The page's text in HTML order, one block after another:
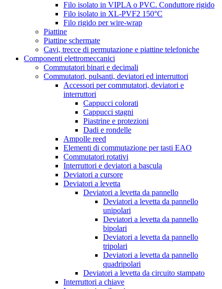
Filo isolato in VIPLA o PVC. Conduttore rigido
Filo isolato in XL-PVF2 150°C
Filo rigido per wire-wrap
Piattine
Piattine schermate
Cavi, trecce di permutazione e piattine telefoniche
Componenti elettromeccanici
Commutatori binari e decimali
Commutatori, pulsanti, deviatori ed interruttori
Accessori per commutatori, deviatori e
interruttori
Cappucci colorati
Cappucci stagni
Piastrine e protezioni
Dadi e rondelle
Ampolle reed
Elementi di commutazione per tasti EAO
Commutatori rotativi
Interruttori e deviatori a bascula
Deviatori a cursore
Deviatori a levetta
Deviatori a levetta da pannello
Deviatori a levetta da pannello
unipolari
Deviatori a levetta da pannello
bipolari
Deviatori a levetta da pannello
tripolari
Deviatori a levetta da pannello
quadripolari
Deviatori a levetta da circuito stampato
Interruttori a chiave